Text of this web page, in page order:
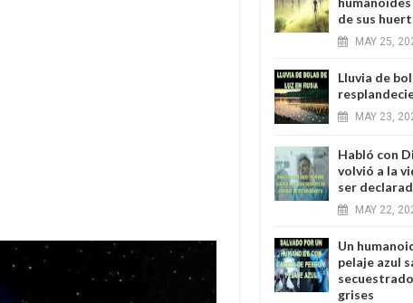
de sus
MAY 25,
Lluvia de
MAY 23,
Habló con
volvió a la
ser
MAY 22,
Un
pelaje azul
grises